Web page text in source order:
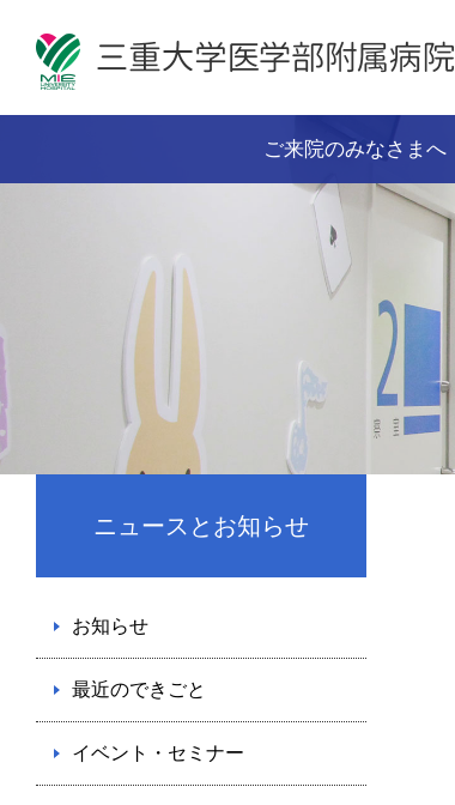
ご来院のみなさまへ
ニュースとお知らせ
お知らせ
最近のできごと
イベント・セミナー